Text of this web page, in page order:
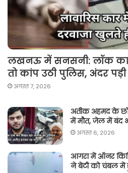
लखनऊ में सनसनी: लॉक
तो कांप उठी पुलिस, अंदर
अगस्त 7, 2026
अतीक अहमद के
में मौत, जेल में बंद
अगस्त 6, 2026
आगरा में ऑनर
ने बेटी को चंबल में